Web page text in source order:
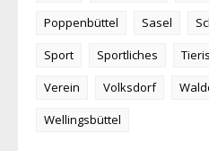
Poppenbüttel
Sasel
Sport
Sportliches
Verein
Volksdorf
Wellingsbüttel